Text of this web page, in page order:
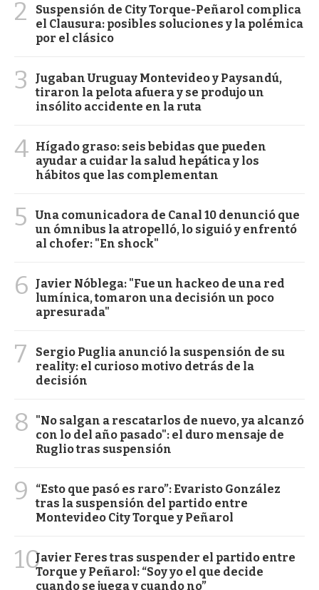
2
Suspensión de City Torque-Peñarol complica
el Clausura: posibles soluciones y la polémica
por el clásico
3
Jugaban Uruguay Montevideo y Paysandú,
tiraron la pelota afuera y se produjo un
insólito accidente en la ruta
4 Hígado graso: seis bebidas que pueden
ayudar a cuidar la salud hepática y los
hábitos que las complementan
5
Una comunicadora de Canal 10 denunció que
un ómnibus la atropelló, lo siguió y enfrentó
al chofer: "En shock"
6
Javier Nóblega: "Fue un hackeo de una red
lumínica, tomaron una decisión un poco
apresurada"
7
Sergio Puglia anunció la suspensión de su
reality: el curioso motivo detrás de la
decisión
8
"No salgan a rescatarlos de nuevo, ya alcanzó
con lo del año pasado": el duro mensaje de
Ruglio tras suspensión
9
“Esto que pasó es raro”: Evaristo González
tras la suspensión del partido entre
Montevideo City Torque y Peñarol
10Javier Feres tras suspender el partido entre
Torque y Peñarol: “Soy yo el que decide
cuando se juega y cuando no”